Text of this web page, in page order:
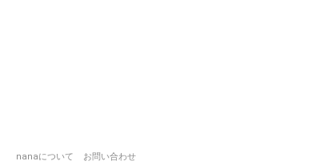
nanaについて
お問い合わせ